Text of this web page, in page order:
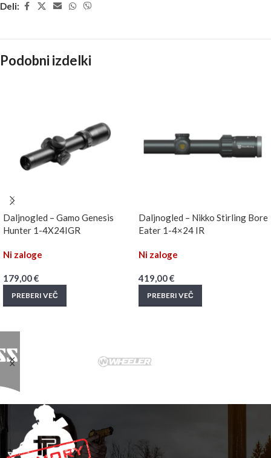
Deli:
Podobni izdelki
Daljnogled – Gamo Genesis
Hunter 1-4X24IGR
Ni zaloge
179,00€
PREBERI VEČ
Daljnogled – Nikko Stirling Bore
Eater 1-4×24 IR
Ni zaloge
419,00€
PREBERI VEČ